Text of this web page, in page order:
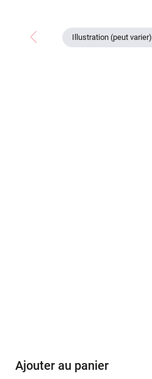
Illustration (peut varier)
Ajouter au panier